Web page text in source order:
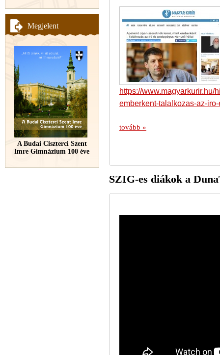
Megjelent
A Budai Ciszterci Szent
Imre Gimnázium 100 éve
https://www.magyarkurir.hu/
emberkent-talalkozas-az-
tovább »
SZIG-es diákok a